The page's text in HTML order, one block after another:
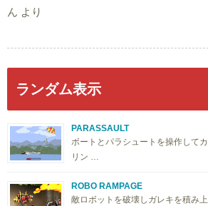
ん より
ランダム表示
PARASSAULT
ボートとパラシュートを操作して
リン …
ROBO RAMPAGE
敵ロボットを破壊しガレキを積み